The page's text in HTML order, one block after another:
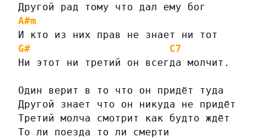
Другой рад тому что дал ему бог
A#m
И кто из них прав не знает ни тот
G#
C7
Ни этот ни третий он всегда молчит.
Один верит в то что он придёт туда
Другой знает что он никуда не придёт
Третий молча смотрит как будто ждёт
То ли поезда то ли смерти